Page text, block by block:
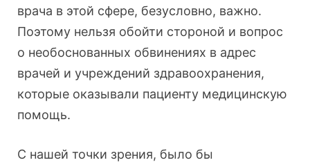
врача в этой сфере, безусловно, важно.
Поэтому нельзя обойти стороной и вопрос
о необоснованных обвинениях в адрес
врачей и учреждений здравоохранения,
которые оказывали пациенту медицинскую
помощь.
С нашей точки зрения, было бы